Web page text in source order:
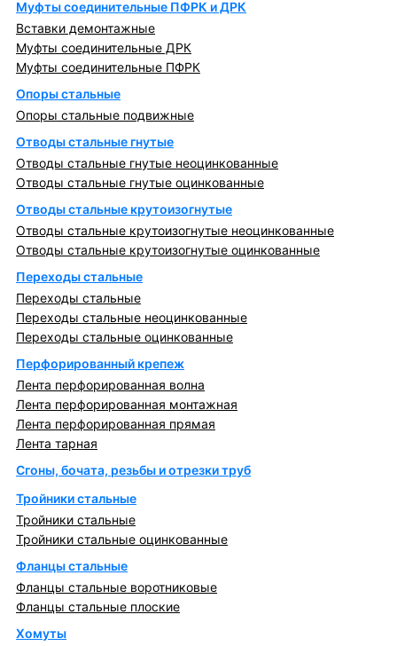
Муфты соединительные ПФРК и ДРК
Вставки демонтажные
Муфты соединительные ДРК
Муфты соединительные ПФРК
Опоры стальные
Опоры стальные подвижные
Отводы стальные гнутые
Отводы стальные гнутые неоцинкованные
Отводы стальные гнутые оцинкованные
Отводы стальные крутоизогнутые
Отводы стальные крутоизогнутые неоцинкованные
Отводы стальные крутоизогнутые оцинкованные
Переходы стальные
Переходы стальные
Переходы стальные неоцинкованные
Переходы стальные оцинкованные
Перфорированный крепеж
Лента перфорированная волна
Лента перфорированная монтажная
Лента перфорированная прямая
Лента тарная
Сгоны, бочата, резьбы и отрезки труб
Тройники стальные
Тройники стальные
Тройники стальные оцинкованные
Фланцы стальные
Фланцы стальные воротниковые
Фланцы стальные плоские
Хомуты